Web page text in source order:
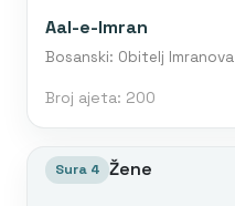
Aal-e-Imran
Bosanski: Obitelj Imranova
Broj ajeta: 200
Sura 4 Žene